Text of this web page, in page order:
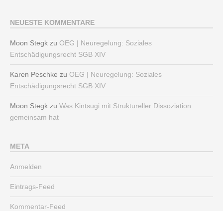
NEUESTE KOMMENTARE
Moon Stegk zu OEG | Neuregelung: Soziales
Entschädigungsrecht SGB XIV
Karen Peschke zu OEG | Neuregelung: Soziales
Entschädigungsrecht SGB XIV
Moon Stegk zu Was Kintsugi mit Struktureller Dissoziation
gemeinsam hat
META
Anmelden
Eintrags-Feed
Kommentar-Feed